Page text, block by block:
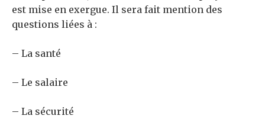
est mise en exergue. Il sera fait mention des
questions liées à :
– La santé
– Le salaire
– La sécurité